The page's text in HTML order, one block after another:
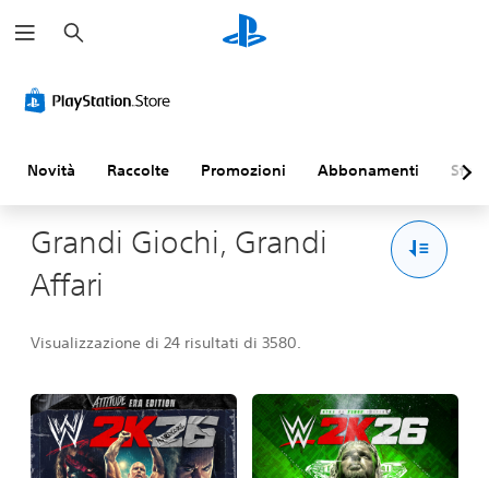
e
r
Novità Raccolte Promozioni Abbonamenti
Grandi Giochi, Grandi
Affari
Visualizzazione di 24 risultati di 3580.